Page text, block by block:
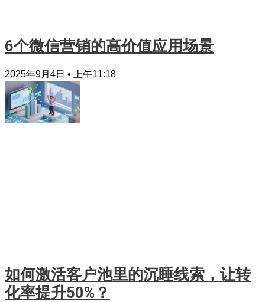
6个微信营销的高价值应用场景
2025年9月4日 上午11:18
如何激活客户池里的沉睡线索，让转
化率提升50%？